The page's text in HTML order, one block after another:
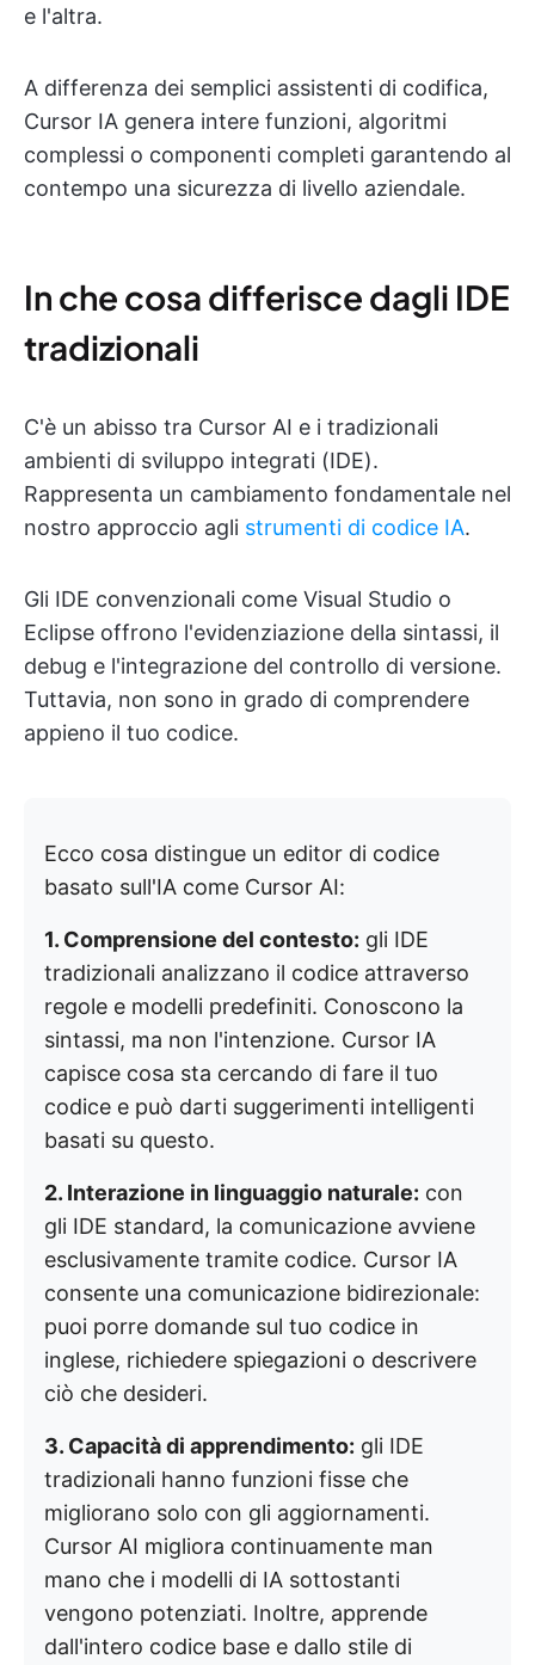
e l'altra.
A differenza dei semplici assistenti di codifica,
Cursor IA genera intere funzioni, algoritmi
complessi o componenti completi garantendo al
contempo una sicurezza di livello aziendale.
In che cosa differisce dagli IDE
tradizionali
C'è un abisso tra Cursor AI e i tradizionali
ambienti di sviluppo integrati (IDE).
Rappresenta un cambiamento fondamentale nel
nostro approccio agli strumenti di codice IA.
Gli IDE convenzionali come Visual Studio o
Eclipse offrono l'evidenziazione della sintassi, il
debug e l'integrazione del controllo di versione.
Tuttavia, non sono in grado di comprendere
appieno il tuo codice.
Ecco cosa distingue un editor di codice
basato sull'IA come Cursor AI:
1. Comprensione del contesto: gli IDE
tradizionali analizzano il codice attraverso
regole e modelli predefiniti. Conoscono la
sintassi, ma non l'intenzione. Cursor IA
capisce cosa sta cercando di fare il tuo
codice e può darti suggerimenti intelligenti
basati su questo.
2. Interazione in linguaggio naturale: con
gli IDE standard, la comunicazione avviene
esclusivamente tramite codice. Cursor IA
consente una comunicazione bidirezionale:
puoi porre domande sul tuo codice in
inglese, richiedere spiegazioni o descrivere
ciò che desideri.
3. Capacità di apprendimento: gli IDE
tradizionali hanno funzioni fisse che
migliorano solo con gli aggiornamenti.
Cursor AI migliora continuamente man
mano che i modelli di IA sottostanti
vengono potenziati. Inoltre, apprende
dall'intero codice base e dallo stile di